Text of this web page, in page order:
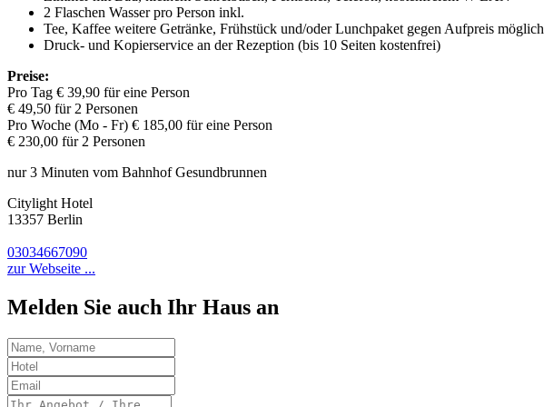
2 Flaschen Wasser pro Person inkl.
Tee, Kaffee weitere Getränke, Frühstück und/oder Lunchpaket gegen Aufpreis möglich
Druck- und Kopierservice an der Rezeption (bis 10 Seiten kostenfrei)
Preise:
Pro Tag € 39,90 für eine Person
€ 49,50 für 2 Personen
Pro Woche (Mo - Fr) € 185,00 für eine Person
€ 230,00 für 2 Personen
nur 3 Minuten vom Bahnhof Gesundbrunnen
Citylight Hotel
13357 Berlin
03034667090
zur Webseite ...
Melden Sie auch Ihr Haus an